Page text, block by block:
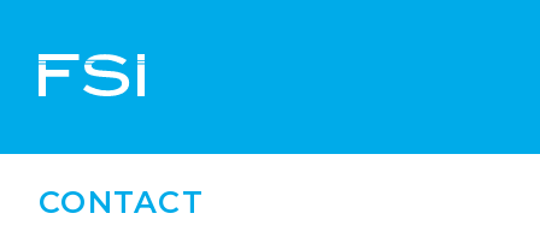
CONTACT